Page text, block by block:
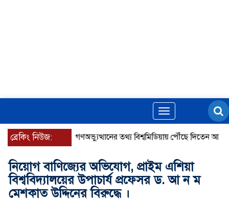
Toggle
navigation
ব্রেকিং নিউজ: গণঅভ্যুত্থানের তথ্য বিশ্বমিডিয়ায় পৌঁছে দিতেন আদীব,
নিয়োগ বাণিজ্যের অভিযোগ, প্রাইম এশিয়া
বিশ্ববিদ্যালয়ের উপাচার্য প্রফেসর ড. আ ন ম
মেশকাত উদ্দিনের বিরুদ্ধে ।